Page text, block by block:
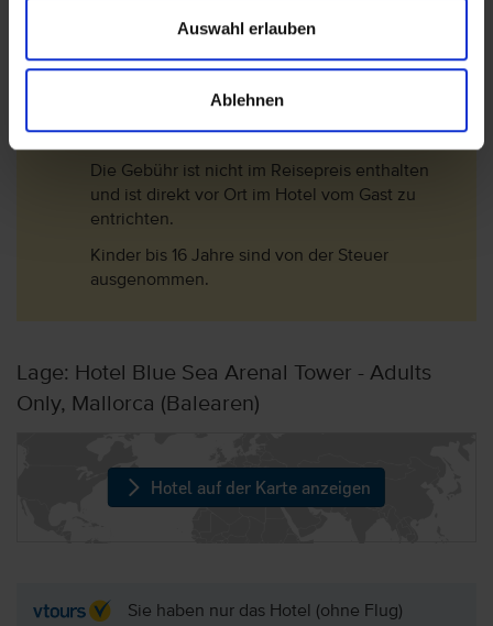
Auswahl erlauben
Ablehnen
In der Nebensaison (01.November - 30.April)
Aufenthaltstag eine 50% Ermäßigung auf die
Steuer.
Die Gebühr ist nicht im Reisepreis enthalten
und ist direkt vor Ort im Hotel vom Gast zu
entrichten.
Kinder bis 16 Jahre sind von der Steuer
ausgenommen.
Lage: Hotel Blue Sea Arenal Tower - Adults
Only, Mallorca (Balearen)
Hotel auf der Karte anzeigen
Sie haben nur das Hotel (ohne Flug)